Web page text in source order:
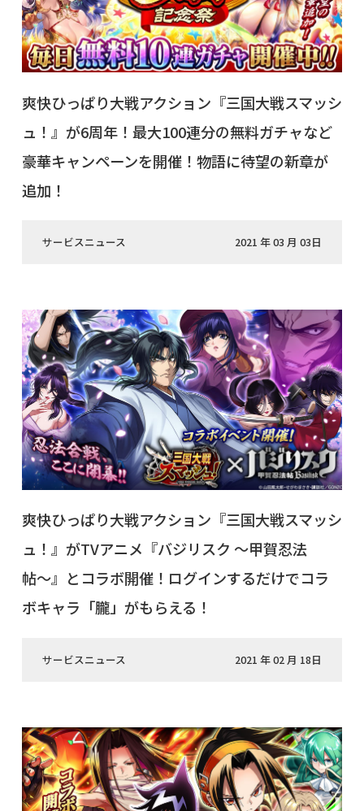
爽快ひっぱり大戦アクション『三国大戦スマッシ
ュ！』が6周年！最大100連分の無料ガチャなど
豪華キャンペーンを開催！物語に待望の新章が
追加！
サービスニュース 2021 年 03 月 03日
爽快ひっぱり大戦アクション『三国大戦スマッシ
ュ！』がTVアニメ『バジリスク 〜甲賀忍法
帖〜』とコラボ開催！ログインするだけでコラ
ボキャラ「朧」がもらえる！
サービスニュース 2021 年 02 月 18日